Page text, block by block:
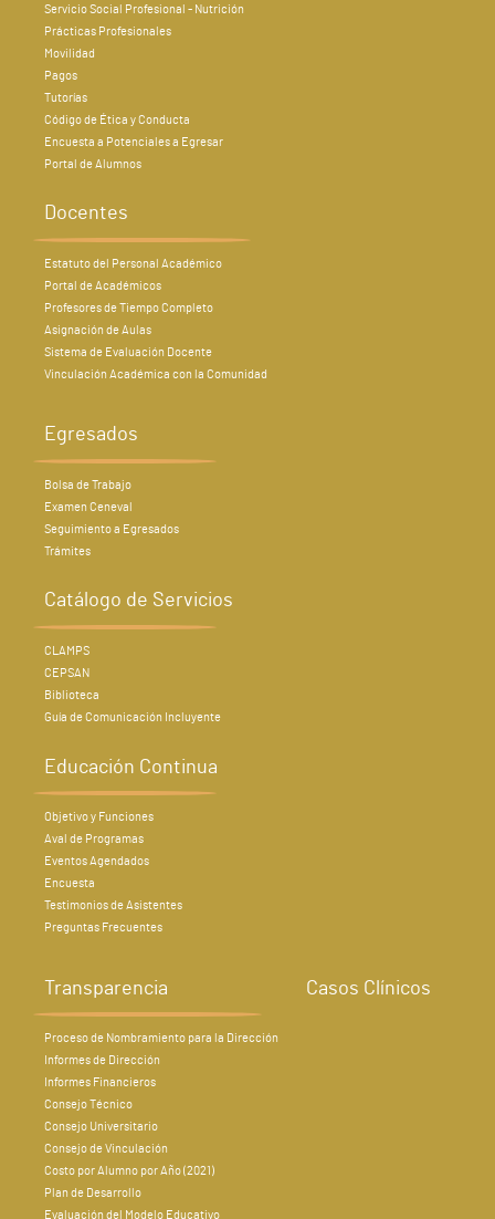
Servicio Social Profesional - Nutrición
Prácticas Profesionales
Movilidad
Pagos
Tutorías
Código de Ética y Conducta
Encuesta a Potenciales a Egresar
Portal de Alumnos
Docentes
Estatuto del Personal Académico
Portal de Académicos
Profesores de Tiempo Completo
Asignación de Aulas
Sistema de Evaluación Docente
Vinculación Académica con la Comunidad
Egresados
Bolsa de Trabajo
Examen Ceneval
Seguimiento a Egresados
Trámites
Catálogo de Servicios
CLAMPS
CEPSAN
Biblioteca
Guía de Comunicación Incluyente
Educación Continua
Objetivo y Funciones
Aval de Programas
Eventos Agendados
Encuesta
Testimonios de Asistentes
Preguntas Frecuentes
Transparencia
Proceso de Nombramiento para la Dirección
Informes de Dirección
Informes Financieros
Consejo Técnico
Consejo Universitario
Consejo de Vinculación
Costo por Alumno por Año (2021)
Plan de Desarrollo
Evaluación del Modelo Educativo
Casos Clínicos